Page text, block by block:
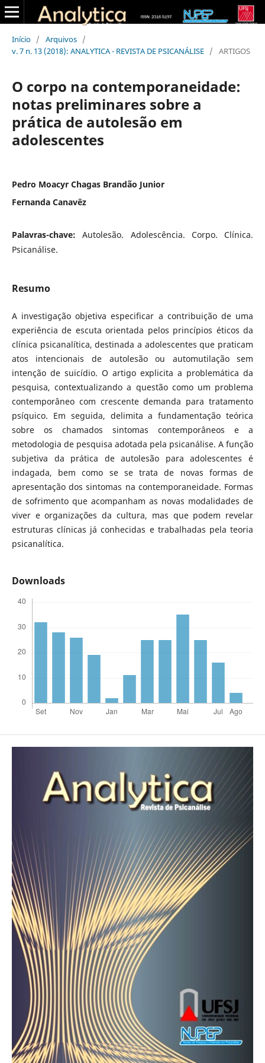
Início / Arquivos /
v. 7 n. 13 (2018): ANALYTICA - REVISTA DE PSICANÁLISE / ARTIGOS
O corpo na contemporaneidade:
notas preliminares sobre a
prática de autolesão em
adolescentes
Pedro Moacyr Chagas Brandão Junior
Fernanda Canavêz
Palavras-chave:Autolesão. Adolescência. Corpo. Clínica.
Psicanálise.
Resumo
A investigação objetiva especificar a contribuição de uma
experiência de escuta orientada pelos princípios éticos da
clínica psicanalítica, destinada a adolescentes que praticam
atos intencionais de autolesão ou automutilação sem
intenção de suicídio. O artigo explicita a problemática da
pesquisa, contextualizando a questão como um problema
contemporâneo com crescente demanda para tratamento
psíquico. Em seguida, delimita a fundamentação teórica
sobre os chamados sintomas contemporâneos e a
metodologia de pesquisa adotada pela psicanálise. A função
subjetiva da prática de autolesão para adolescentes é
indagada, bem como se se trata de novas formas de
apresentação dos sintomas na contemporaneidade. Formas
de sofrimento que acompanham as novas modalidades de
viver e organizações da cultura, mas que podem revelar
estruturas clínicas já conhecidas e trabalhadas pela teoria
psicanalítica.
Downloads